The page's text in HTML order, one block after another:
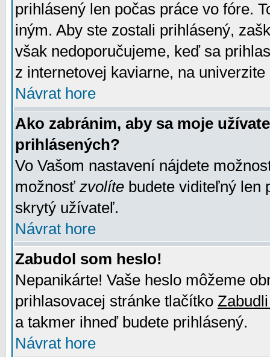
prihlásený len počas práce vo fóre.
iným. Aby ste zostali prihlásený,
však nedoporučujeme, keď sa
z internetovej kaviarne, na univerzite
Návrat hore
Ako zabránim, aby sa moje
prihlásených?
Vo Vašom nastavení nájdete
možnosť zvolíte budete viditeľný len
skrytý užívateľ.
Návrat hore
Zabudol som heslo!
Nepanikárte! Vaše heslo môžeme
prihlasovacej stránke tlačítko
a takmer ihneď budete prihlásený.
Návrat hore